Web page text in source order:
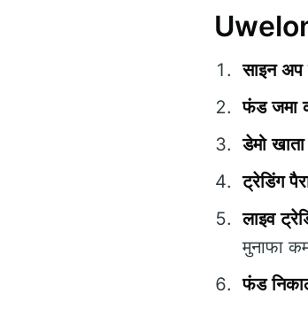
साइन
फंड जमा
डेमो
ट्रेडिंग
लाइव
मुनाफा
फंड